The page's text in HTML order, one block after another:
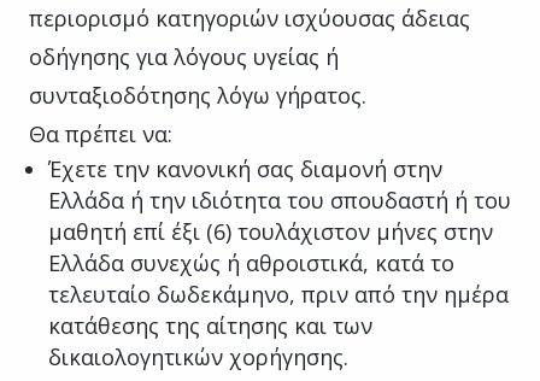
περιορισμό κατηγοριών ισχύουσας άδειας
οδήγησης για λόγους υγείας ή
συνταξιοδότησης λόγω γήρατος.
Θα πρέπει να:
Έχετε την κανονική σας διαμονή στην
Ελλάδα ή την ιδιότητα του σπουδαστή ή του
μαθητή επί έξι (6) τουλάχιστον μήνες στην
Ελλάδα συνεχώς ή αθροιστικά, κατά το
τελευταίο δωδεκάμηνο, πριν από την ημέρα
κατάθεσης της αίτησης και των
δικαιολογητικών χορήγησης.